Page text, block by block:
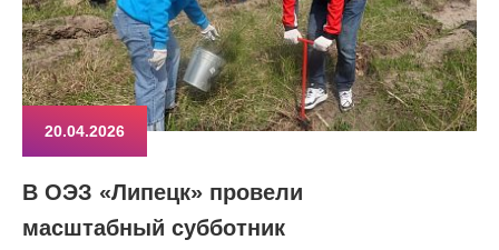
20.04.2026
В ОЭЗ «Липецк» провели
масштабный субботник